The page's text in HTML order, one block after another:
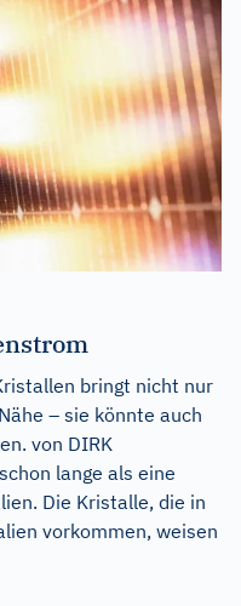
bringt nicht nur
– sie könnte auch
von DIRK
lange als eine
Die Kristalle, die in
vorkommen, weisen